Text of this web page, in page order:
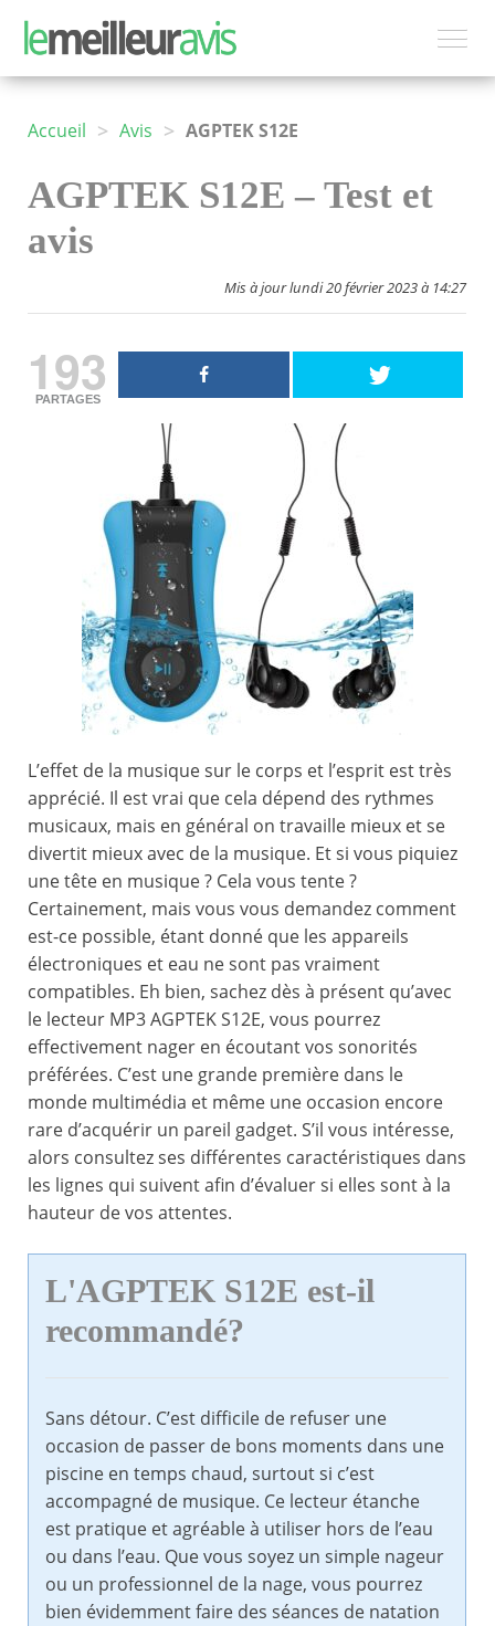
Accueil > Avis > AGPTEK S12E
AGPTEK S12E – Test et
avis
Mis à jour lundi 20 février 2023 à 14:27
193
PARTAGES
L’effet de la musique sur le corps et l’esprit est très
apprécié. Il est vrai que cela dépend des rythmes
musicaux, mais en général on travaille mieux et se
divertit mieux avec de la musique. Et si vous piquiez
une tête en musique ? Cela vous tente ?
Certainement, mais vous vous demandez comment
est-ce possible, étant donné que les appareils
électroniques et eau ne sont pas vraiment
compatibles. Eh bien, sachez dès à présent qu’avec
le lecteur MP3 AGPTEK S12E, vous pourrez
effectivement nager en écoutant vos sonorités
préférées. C’est une grande première dans le
monde multimédia et même une occasion encore
rare d’acquérir un pareil gadget. S’il vous intéresse,
alors consultez ses différentes caractéristiques dans
les lignes qui suivent afin d’évaluer si elles sont à la
hauteur de vos attentes.
L'AGPTEK S12E est-il
recommandé?
Sans détour. C’est difficile de refuser une
occasion de passer de bons moments dans une
piscine en temps chaud, surtout si c’est
accompagné de musique. Ce lecteur étanche
est pratique et agréable à utiliser hors de l’eau
ou dans l’eau. Que vous soyez un simple nageur
ou un professionnel de la nage, vous pourrez
bien évidemment faire des séances de natation